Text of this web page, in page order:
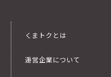
くまトクとは
運営企業について